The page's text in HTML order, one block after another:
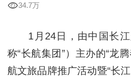
34.7万
1月24日，由中国长江
称“长航集团”）主办的“龙
航文旅品牌推广活动暨“长